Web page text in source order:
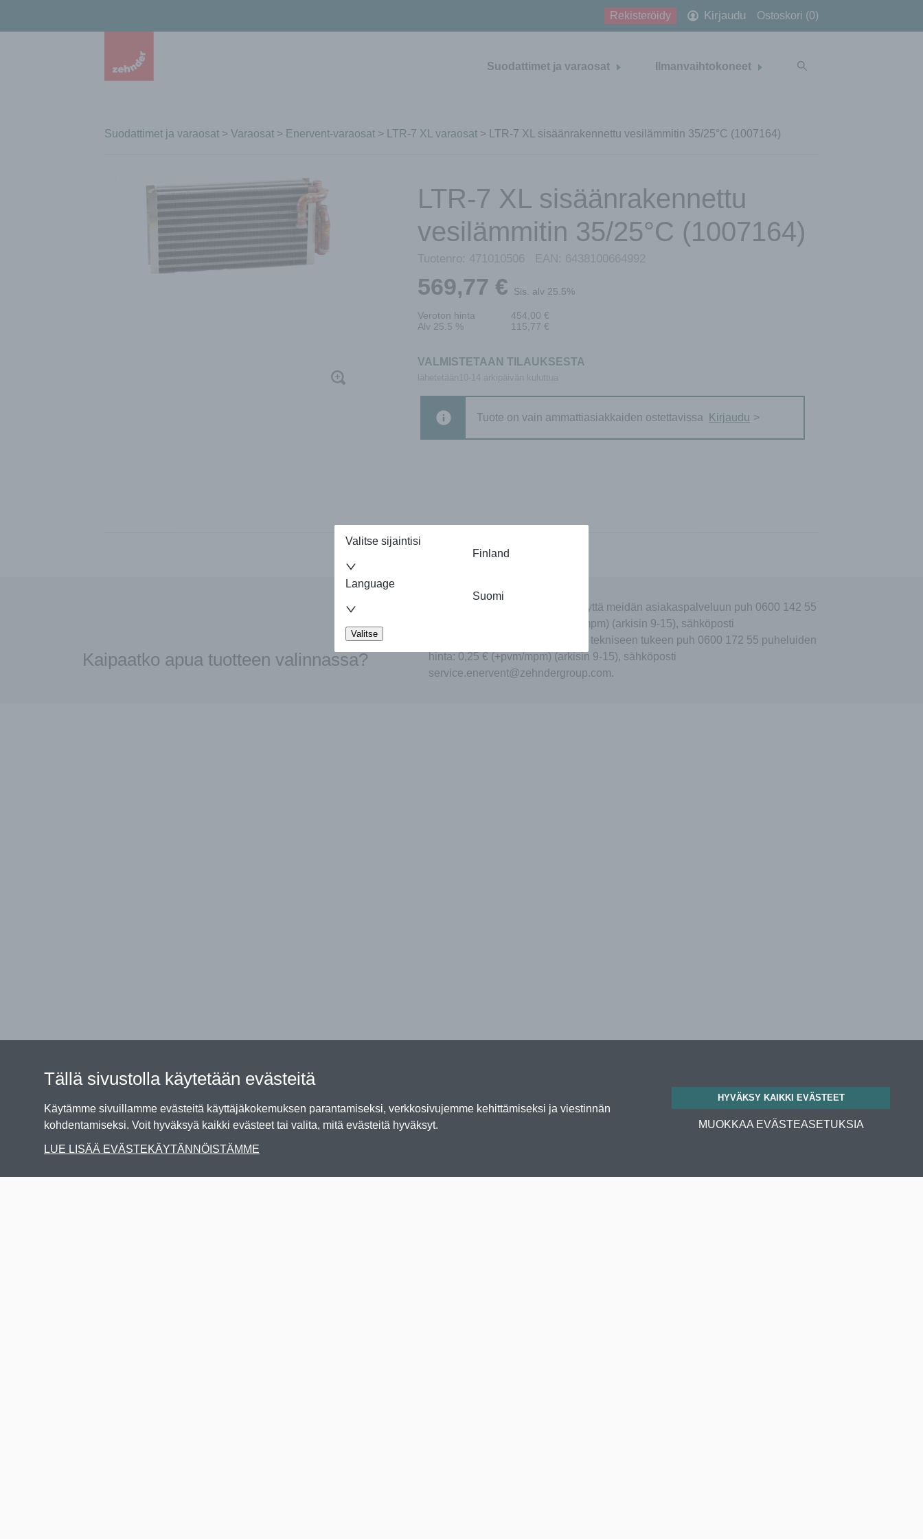
Suodattimet ja varaosat Ilmanvaihtokoneet
Valitse sijaintisi
Finland
Language
Suomi
Valitse
Rekisteröidy Kirjaudu Ostoskori (0)
Suodattimet ja varaosat > Varaosat > Enervent-varaosat > LTR-7 XL varaosat > LTR-7 XL sisäänrakennettu vesilämmitin 35/25°C (1007164)
LTR-7 XL sisäänrakennettu
vesilämmitin 35/25°C (1007164)
Tuotenro: 471010506 EAN: 6438100664992
569,77 € Sis. alv 25.5%
Veroton hinta 454,00 €
Alv 25.5 %
115,77 €
VALMISTETAAN TILAUKSESTA
lähetetään10-14 arkipäivän kuluttua
Tuote on vain ammattiasiakkaiden ostettavissa Kirjaudu
Kaipaatko apua tuotteen valinnassa?
Autamme mielellämme. Ota yhteyttä meidän asiakaspalveluun puh 0600 142 55
puheluiden hinta: 0,25 € (+pvm/mpm) (arkisin 9-15), sähköposti
enervent@zehndergroup.com tai tekniseen tukeen puh 0600 172 55 puheluiden
hinta: 0,25 € (+pvm/mpm) (arkisin 9-15), sähköposti
service.enervent@zehndergroup.com.
Tällä sivustolla käytetään evästeitä
Käytämme sivuillamme evästeitä käyttäjäkokemuksen parantamiseksi, verkkosivujemme kehittämiseksi ja viestinnän
kohdentamiseksi. Voit hyväksyä kaikki evästeet tai valita, mitä evästeitä hyväksyt.
LUE LISÄÄ EVÄSTEKÄYTÄNNÖISTÄMME
HYVÄKSY KAIKKI EVÄSTEET
MUOKKAA EVÄSTEASETUKSIA